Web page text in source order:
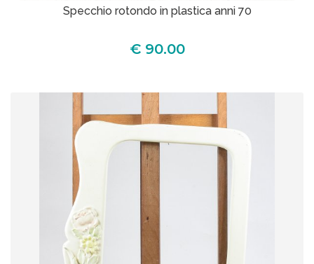
Specchio rotondo in plastica anni 70
€ 90.00